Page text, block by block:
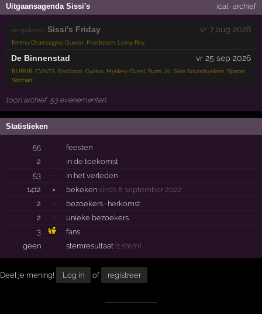
Uitgaansagenda Sissi's ical· archief
eergisteren: Sissi's Friday vr 7 aug 2026
Emma Champagne Queen Frontroom Leroy Rey
De Binnenstad vr 25 sep 2026
BURNR ,CVNTS Easttown ,Gyatso Mystery Guest Rumi Jill ,Sera Soundsystem ,Spacer
Woman
toon archief, 53 evenementen
Statistieken
55 ·
feesten
2
·
in de toekomst
53
·
in het verleden
1412
× bekeken sinds 8 september 2022
2
· bezoekers · herkomst
2
·
unieke bezoekers
3
fans
geen
stemresultaat(1 stem)
Deel je mening! Log in of registreer